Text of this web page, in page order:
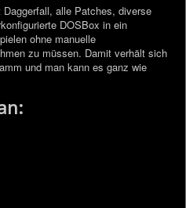
Daggerfall, alle Patches, diverse
DOSBox in ein
ohne manuelle
zu müssen. Damit verhält sich
und man kann es ganz wie